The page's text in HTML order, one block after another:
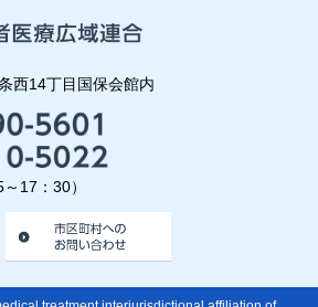
西14丁目国保会館内
17：30）